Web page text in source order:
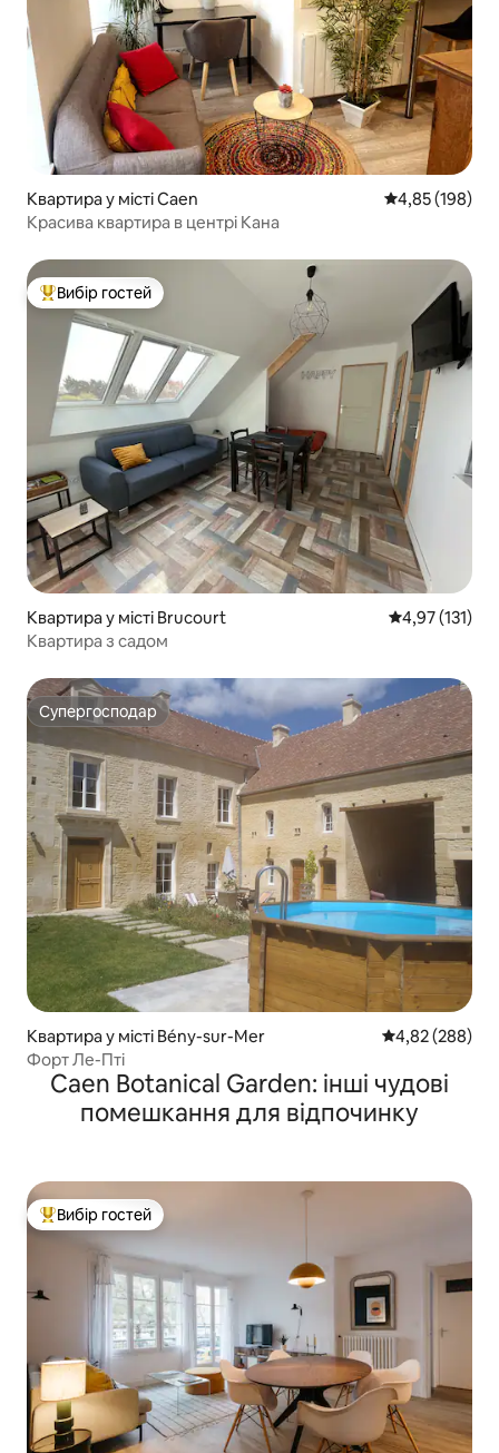
Квартира у місті Caen Середня
4,85 (198)
Красива квартира в центрі Кана
Топ вибір гостей
Вибір гостей
Квартира у місті Brucourt Середня
4,97 (131)
Квартира з садом
Супергосподар
Супергосподар
Квартира у місті Bény-sur-Mer Середня
4,82 (288)
Форт Ле-Пті
Caen Botanical Garden: інші чудові
помешкання для відпочинку
Топ вибір гостей
Вибір гостей